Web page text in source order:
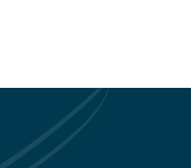
und der
Zeichen für